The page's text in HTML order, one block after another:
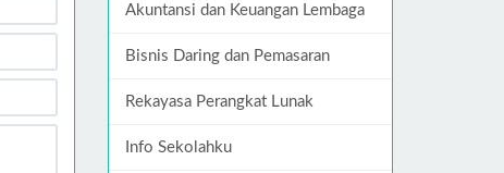
Akuntansi dan Keuangan Lembaga
Bisnis Daring dan Pemasaran
Rekayasa Perangkat Lunak
Info Sekolahku